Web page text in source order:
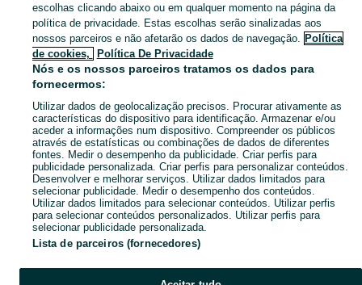
Navegue pelos últimos anúncios de Sofás, Cadeirões e Poltronas em Beja (Santiago Maior E São João Baptista) no OLX Portugal. Compre e venda produtos locais com facilidade e segurança. Mostrar
Mapa do site
Mapa das freguesias
Mapa de mini-sites
Pesquisas populares
escolhas clicando abaixo ou em qualquer momento na página da
política de privacidade. Estas escolhas serão sinalizadas aos
nossos parceiros e não afetarão os dados de navegação. Política
de cookies,
Política De Privacidade
Nós e os nossos parceiros tratamos os dados para
fornecermos:
Utilizar dados de geolocalização precisos. Procurar ativamente as
características do dispositivo para identificação. Armazenar e/ou
aceder a informações num dispositivo. Compreender os públicos
através de estatísticas ou combinações de dados de diferentes
fontes. Medir o desempenho da publicidade. Criar perfis para
publicidade personalizada. Criar perfis para personalizar conteúdos.
Desenvolver e melhorar serviços. Utilizar dados limitados para
selecionar publicidade. Medir o desempenho dos conteúdos.
Utilizar dados limitados para selecionar conteúdos. Utilizar perfis
para selecionar conteúdos personalizados. Utilizar perfis para
selecionar publicidade personalizada.
Lista de parceiros (fornecedores)